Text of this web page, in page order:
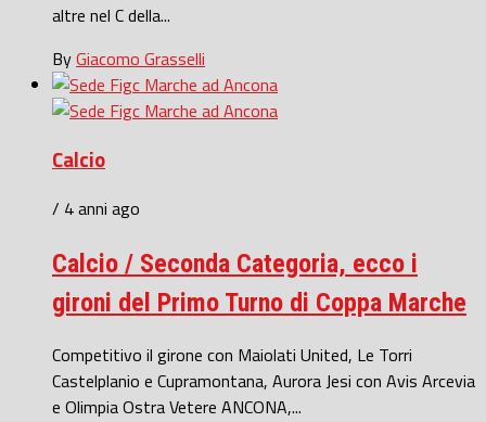
altre nel C della...
ByGiacomo Grasselli
Calcio
/ 4 anni ago
Calcio / Seconda Categoria, ecco i
gironi del Primo Turno di Coppa Marche
Competitivo il girone con Maiolati United, Le Torri
Castelplanio e Cupramontana, Aurora Jesi con Avis Arcevia
e Olimpia Ostra Vetere ANCONA,...